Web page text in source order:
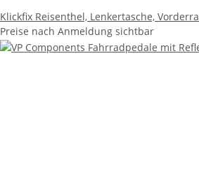
Klickfix Reisenthel, Lenkertasche,
Preise nach Anmeldung sichtbar